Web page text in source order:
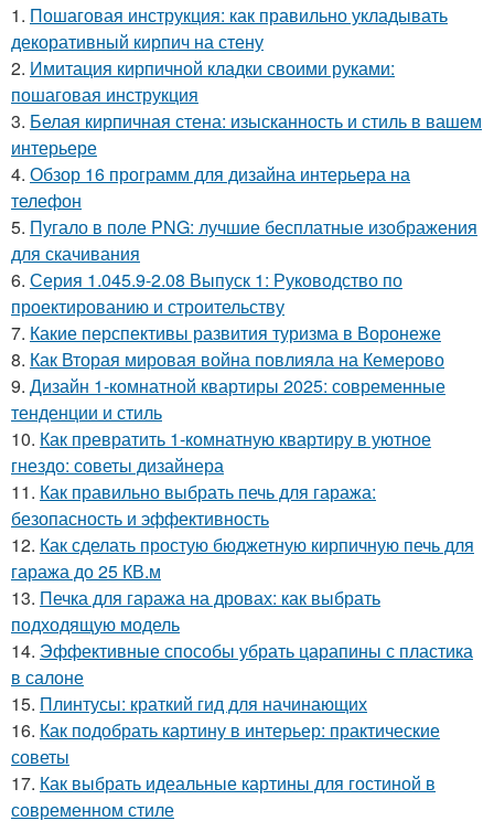
1. Пошаговая инструкция: как правильно укладывать
декоративный кирпич на стену
2. Имитация кирпичной кладки своими руками:
пошаговая инструкция
3. Белая кирпичная стена: изысканность и стиль в вашем
интерьере
4. Обзор 16 программ для дизайна интерьера на
телефон
5. Пугало в поле PNG: лучшие бесплатные изображения
для скачивания
6. Серия 1.045.9-2.08 Выпуск 1: Руководство по
проектированию и строительству
7. Какие перспективы развития туризма в Воронеже
8. Как Вторая мировая война повлияла на Кемерово
9. Дизайн 1-комнатной квартиры 2025: современные
тенденции и стиль
10. Как превратить 1-комнатную квартиру в уютное
гнездо: советы дизайнера
11. Как правильно выбрать печь для гаража:
безопасность и эффективность
12. Как сделать простую бюджетную кирпичную печь для
гаража до 25 КВ.м
13. Печка для гаража на дровах: как выбрать
подходящую модель
14. Эффективные способы убрать царапины с пластика
в салоне
15. Плинтусы: краткий гид для начинающих
16. Как подобрать картину в интерьер: практические
советы
17. Как выбрать идеальные картины для гостиной в
современном стиле